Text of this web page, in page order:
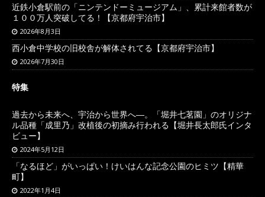
近鉄小倉駅前の「ニンテンドーミュージアム」、累計来館者数が
１００万人突破してる！【京都府宇治市】
2026年8月3日
西小倉中学校の旧校舎が解体されてる【京都府宇治市】
2026年7月30日
特集
過去から未来へ、宇治から世界へ―。「堀井七茗園」のオリジナ
ル品種「成里乃」改植後の初摘み行われる【堀井長太郎氏インタ
ビュー】
2024年5月12日
「なるほど」がいっぱい！けいはんな記念公園のヒミツ【精華
町】
2022年1月4日